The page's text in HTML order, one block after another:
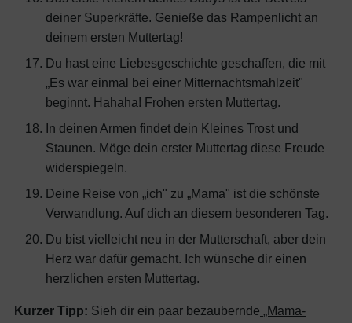
deiner Superkräfte. Genieße das Rampenlicht an
deinem ersten Muttertag!
Du hast eine Liebesgeschichte geschaffen, die mit
„Es war einmal bei einer Mitternachtsmahlzeit"
beginnt. Hahaha! Frohen ersten Muttertag.
In deinen Armen findet dein Kleines Trost und
Staunen. Möge dein erster Muttertag diese Freude
widerspiegeln.
Deine Reise von „ich" zu „Mama" ist die schönste
Verwandlung. Auf dich an diesem besonderen Tag.
Du bist vielleicht neu in der Mutterschaft, aber dein
Herz war dafür gemacht. Ich wünsche dir einen
herzlichen ersten Muttertag.
Kurzer Tipp: Sieh dir ein paar bezaubernde „Mama-